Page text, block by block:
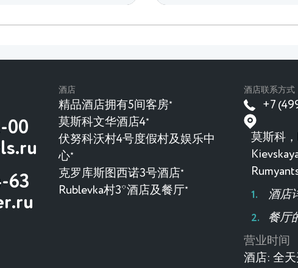
00
63
酒店
精品酒店拥有5间客房★
莫斯科文华酒店4★
伏努科沃村4号度假村及娱乐中
心★
克罗库斯图西诺3号酒店 ★
Rublevka村3*酒店及餐厅★
酒店联系方式
+7
莫斯科，
酒店
餐厅
营业时间
酒店: 全